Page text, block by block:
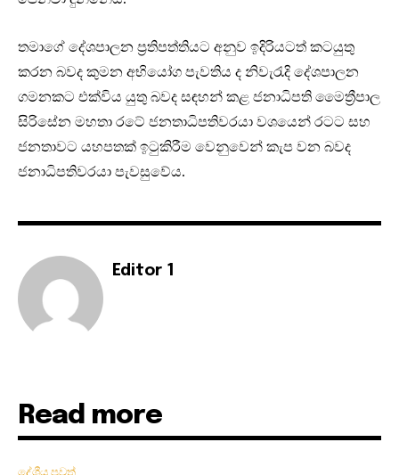
තමාගේ දේශපාලන ප්‍රතිපත්තියට අනුව ඉදිරියටත් කටයුතු
කරන බවද කුමන අභියෝග පැවතිය ද නිවැරැදි දේශපාලන
ගමනකට එක්විය යුතු බවද සඳහන් කළ ජනාධිපති මෛත්‍රීපාල
සිරිසේන මහතා රටේ ජනතාධිපතිවරයා වශයෙන් රටට සහ
ජනතාවට යහපතක් ඉටුකිරීම වෙනුවෙන් කැප වන බවද
ජනාධිපතිවරයා පැවසුවේය.
Editor 1
Read more
දේශීය පුවත්